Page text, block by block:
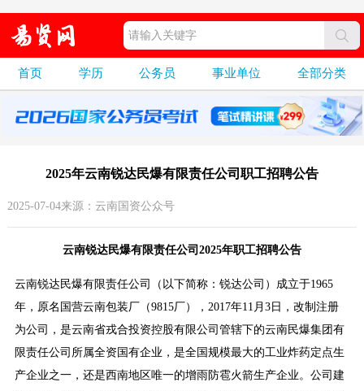
首页 学历 公务员 事业单位 全部分类
2025年云南锐达民爆有限责任公司职工招聘公告
2025-07-04来源：云南国资公众号
云南锐达民爆有限责任公司2025年职工招聘公告
云南锐达民爆有限责任公司（以下简称：锐达公司）成立于1965
年，原名国营云南包装厂（9815厂），2017年11月3日，改制注册
为公司，是云南省戎合投资控股有限公司管辖下的云南民爆集团有
限责任公司所属全资国有企业，是全国规模最大的工业炸药定点生
产企业之一，还是西南地区唯一的增雨防雹火箭生产企业。公司建